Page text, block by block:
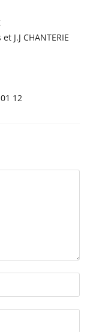
J.J CHANTERIE
12